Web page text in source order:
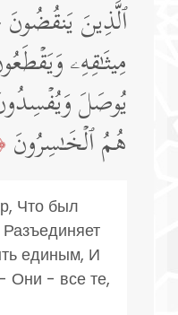
ٱلَّذِینَ
مِیثَـٰقِهِۦ
یُوصَلَ
هُمُ ٱلۡخَـٰسِرُونَ
Что был
единым, И
Они - все те,